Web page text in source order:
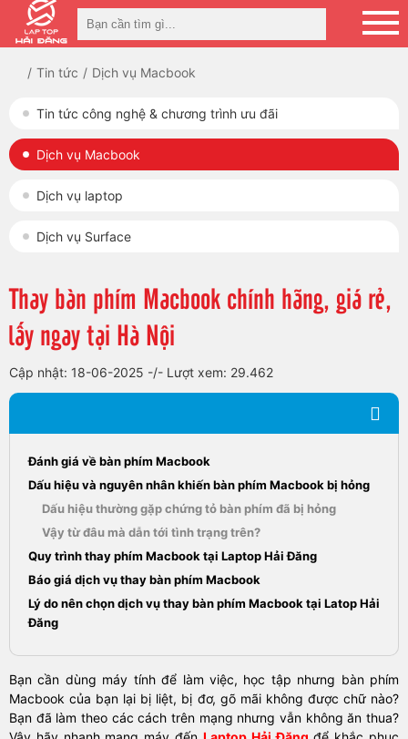
Tin tức Dịch vụ Macbook
Tin tức công nghệ & chương trình ưu đãi
Dịch vụ Macbook
Dịch vụ laptop
Dịch vụ Surface
Thay bàn phím Macbook chính hãng, giá rẻ,
lấy ngay tại Hà Nội
Cập nhật: 18-06-2025 -/- Lượt xem: 29.462
Đánh giá về bàn phím Macbook
Dấu hiệu và nguyên nhân khiến bàn phím Macbook bị hỏng
Dấu hiệu thường gặp chứng tỏ bàn phím đã bị hỏng
Vậy từ đâu mà dẫn tới tình trạng trên?
Quy trình thay phím Macbook tại Laptop Hải Đăng
Báo giá dịch vụ thay bàn phím Macbook
Lý do nên chọn dịch vụ thay bàn phím Macbook tại Latop Hải
Đăng
Bạn cần dùng máy tính để làm việc, học tập nhưng bàn phím
Macbook của bạn lại bị liệt, bị đơ, gõ mãi không được chữ nào?
Bạn đã làm theo các cách trên mạng nhưng vẫn không ăn thua?